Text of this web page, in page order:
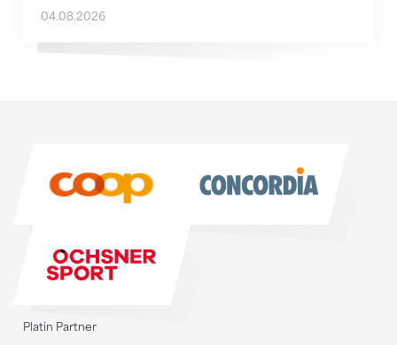
04.08.2026
Platin Partner